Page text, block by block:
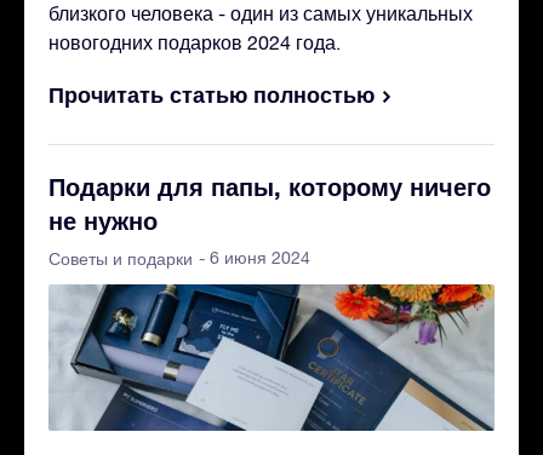
близкого человека - один из самых уникальных
новогодних подарков 2024 года.
Прочитать статью полностью
Подарки для папы, которому ничего
не нужно
Советы и подарки - 6 июня 2024